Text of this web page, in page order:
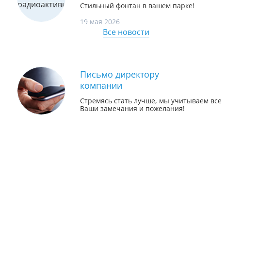
Стильный фонтан в вашем парке!
19 мая 2026
Все новости
Письмо директору
компании
Стремясь стать лучше, мы учитываем все
Ваши замечания и пожелания!